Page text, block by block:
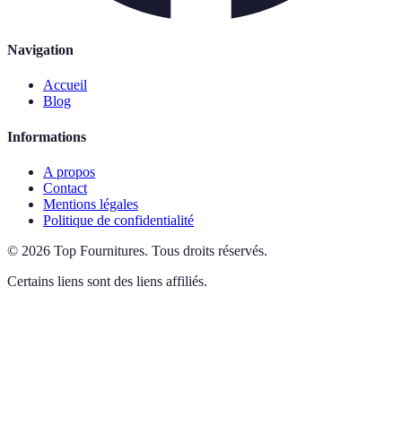
Navigation
Accueil
Blog
Informations
A propos
Contact
Mentions légales
Politique de confidentialité
© 2026 Top Fournitures. Tous droits réservés.
Certains liens sont des liens affiliés.